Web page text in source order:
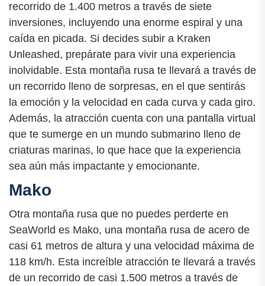
recorrido de 1.400 metros a través de siete
inversiones, incluyendo una enorme espiral y una
caída en picada. Si decides subir a Kraken
Unleashed, prepárate para vivir una experiencia
inolvidable. Esta montaña rusa te llevará a través de
un recorrido lleno de sorpresas, en el que sentirás
la emoción y la velocidad en cada curva y cada giro.
Además, la atracción cuenta con una pantalla virtual
que te sumerge en un mundo submarino lleno de
criaturas marinas, lo que hace que la experiencia
sea aún más impactante y emocionante.
Mako
Otra montaña rusa que no puedes perderte en
SeaWorld es Mako, una montaña rusa de acero de
casi 61 metros de altura y una velocidad máxima de
118 km/h. Esta increíble atracción te llevará a través
de un recorrido de casi 1.500 metros a través de